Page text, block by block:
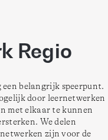
Regio
belangrijk speerpunt.
door leernetwerken
met elkaar te kunnen
We delen
zijn voor de